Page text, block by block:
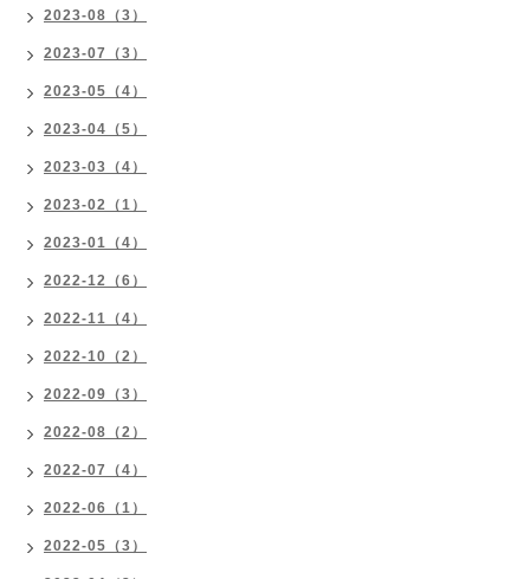
2023-08（3）
2023-07（3）
2023-05（4）
2023-04（5）
2023-03（4）
2023-02（1）
2023-01（4）
2022-12（6）
2022-11（4）
2022-10（2）
2022-09（3）
2022-08（2）
2022-07（4）
2022-06（1）
2022-05（3）